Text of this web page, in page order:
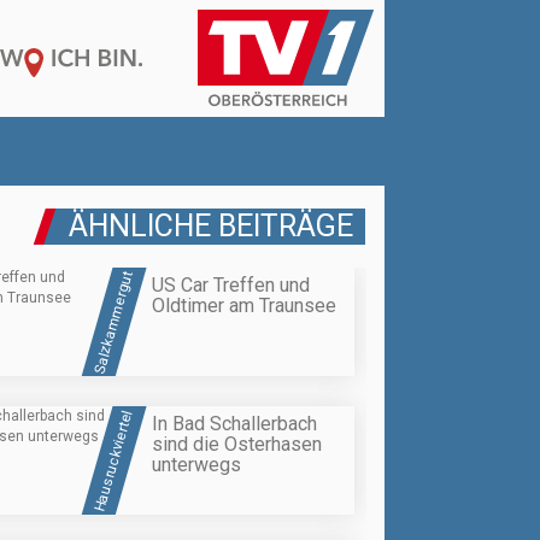
ÄHNLICHE BEITRÄGE
Salzkammergut
US Car Treffen und
Oldtimer am Traunsee
Hausruckviertel
In Bad Schallerbach
sind die Osterhasen
unterwegs